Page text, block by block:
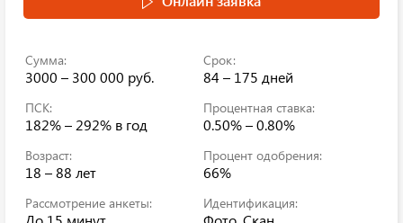
Сумма:
3000 – 300 000 руб.
Срок:
84 – 175 дней
ПСК:
182% – 292% в год
Процентная ставка:
0.50% – 0.80%
Возраст:
18 – 88 лет
Процент одобрения:
66%
Рассмотрение анкеты: Идентификация: